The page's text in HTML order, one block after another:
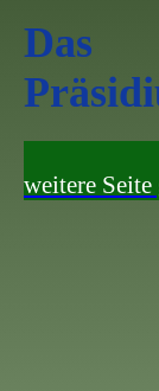
Das
Hier
weitere